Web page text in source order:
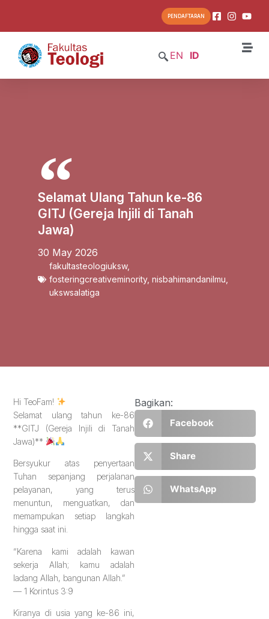
PENDAFTARAN
EN ID
Selamat Ulang Tahun ke-86
GITJ (Gereja Injili di Tanah
Jawa)
30 May 2026
fakultasteologiuksw,
fosteringcreativeminority, nisbahimandanilmu
ukswsalatiga
Hi TeoFam!
Selamat ulang tahun ke-86
**GITJ (Gereja Injili di Tanah
Jawa)**
Bersyukur atas penyertaan
Tuhan sepanjang perjalanan
pelayanan, yang terus
menuntun, menguatkan, dan
memampukan setiap langkah
hingga saat ini.
“Karena kami adalah kawan
sekerja Allah; kamu adalah
ladang Allah, bangunan Allah.”
— 1 Korintus 3:9
Kiranya di usia yang ke-86 ini,
Bagikan:
Facebook
Share
WhatsApp